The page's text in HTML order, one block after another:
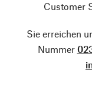
Customer
Sie erreichen
Nummer